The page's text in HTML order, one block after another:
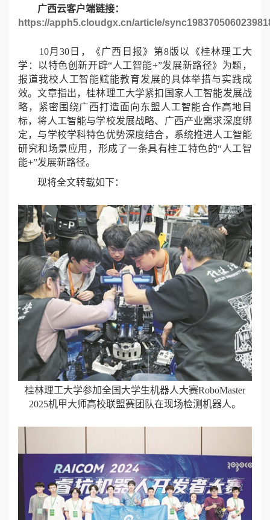
广西云客户端链接：
https://apph5.cloudgx.cn/article/
10月30日，《广西日报》第8版以《桂林理工大
学：以特色创新开辟“人工智能+”发展新路径》为题，
报道我校人工智能赋能教育发展的具体举措与实践成
效。文章指出，桂林理工大学紧扣国家人工智能发展战
略，紧密围绕广西打造面向东盟人工智能合作高地目
标，将人工智能与学校发展战略、广西产业需求深度绑
定，与学校学科特色优势深度结合，系统推进人工智能
研究和场景应用，形成了一条具有桂工特色的“人工智
能+”发展新路径。
现将全文转载如下：
桂林理工大学参加全国大学生机器人大赛RoboMaster
2025机甲大师高校联盟赛团队在现场检测机器人。